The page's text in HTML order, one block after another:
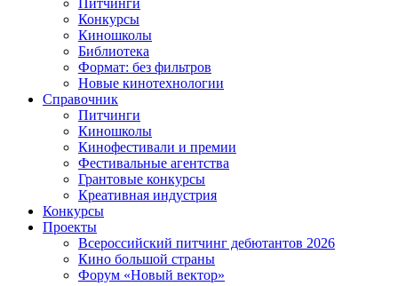
Питчинги
Конкурсы
Киношколы
Библиотека
Формат: без фильтров
Новые кинотехнологии
Справочник
Питчинги
Киношколы
Кинофестивали и премии
Фестивальные агентства
Грантовые конкурсы
Креативная индустрия
Конкурсы
Проекты
Всероссийский питчинг дебютантов 2026
Кино большой страны
Форум «Новый вектор»